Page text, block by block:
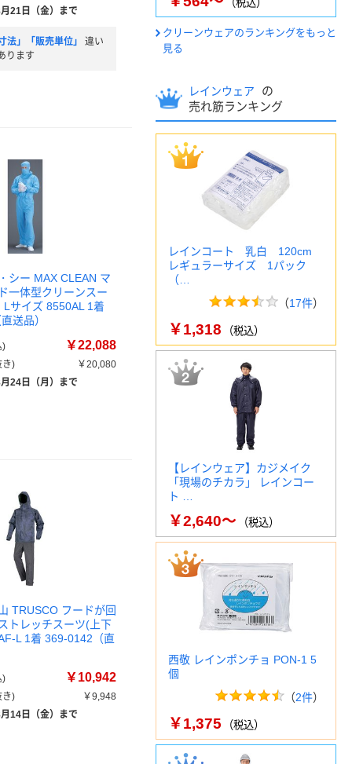
21日（金）まで
法」「販売単位」
違い
ります
シー MAX CLEAN マ
一体型クリーンスー
Lサイズ 8550AL 1着
送品）
) ￥22,088
き)
￥20,080
24日（月）まで
TRUSCO フードが回
トレッチスーツ(上下
L 1着 369-0142（直
) ￥10,942
き)
￥9,948
14日（金）まで
（税込）
クリーンウェアのランキングをもっと
見る
レインウェア
の
売れ筋ランキング
レインコート 乳白 120cm
レギュラーサイズ 1パック
（…
（17件）
￥1,318 （税込）
【レインウェア】カジメイク
「現場のチカラ」 レインコー
ト …
￥2,640～ （税込）
西敬 レインポンチョ PON-1 5
個
（2件）
￥1,375 （税込）